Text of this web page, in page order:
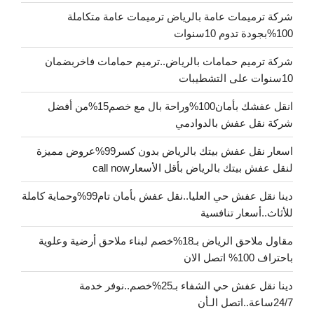
شركة ترميمات عامة بالرياض ترميمات عامة متكاملة
100%بجودة تدوم 10سنوات
شركة ترميم حمامات بالرياض..ترميم حمامات فاخربضمان
10سنوات على التشطيبات
انقل عفشك بأمان100%وراحة بال مع خصم15%من أفضل
شركة نقل عفش بالدوادمي
اسعار نقل عفش بيتك بالرياض بدون كسر99%عروض مميزة
لنقل عفش بيتك بالرياض بأقل الأسعارcall now
دينا نقل عفش حي العليا..نقل عفش بأمان تام99%وحماية كاملة
للأثاث..أسعار تنافسية
مقاول ملاحق الرياض بـ18%خصم لبناء ملاحق أرضية وعلوية
باحتراف 100% اتصل الان
دينا نقل عفش حي الشفاء بـ25%خصم..نوفر خدمة
24/7ساعة..اتصل الـأن